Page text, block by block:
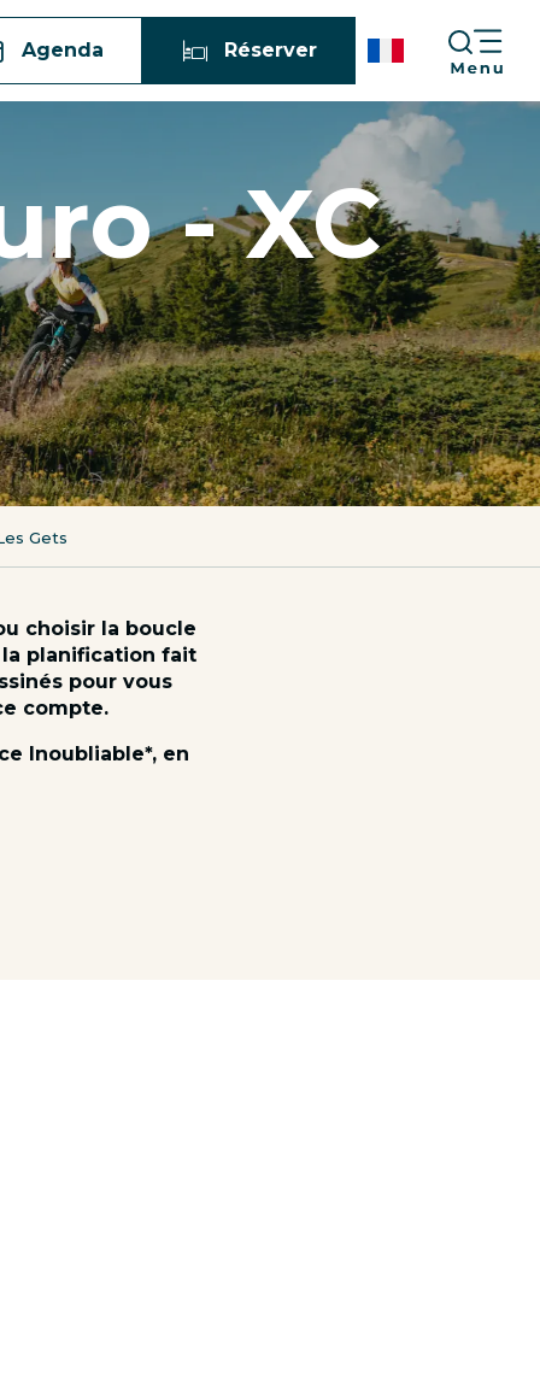
Agenda Réserver
- XC
Gets
choisir la boucle
planification fait
pour vous
compte.
Inoubliable*, en